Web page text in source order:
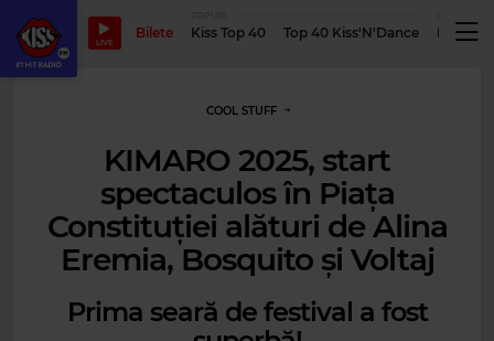
LIVE
Bilete Kiss Top 40 Top 40 Kiss'N'Dance
COOL STUFF
KIMARO 2025, start
spectaculos în Piața
Constituției alături de Alina
Eremia, Bosquito și Voltaj
Prima seară de festival a fost